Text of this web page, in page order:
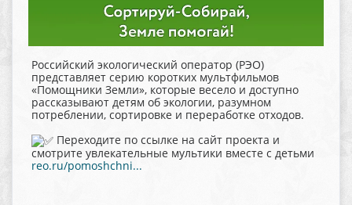
Российский экологический оператор (РЭО)
представляет серию коротких мультфильмов
«Помощники Земли», которые весело и доступно
рассказывают детям об экологии, разумном
потреблении, сортировке и переработке отходов.
Переходите по ссылке на сайт проекта и
смотрите увлекательные мультики вместе с детьми
reo.ru/pomoshchni...